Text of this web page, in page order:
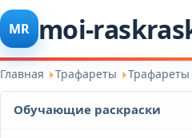
MR moi-
Главная Трафареты
Обучающие раскраски